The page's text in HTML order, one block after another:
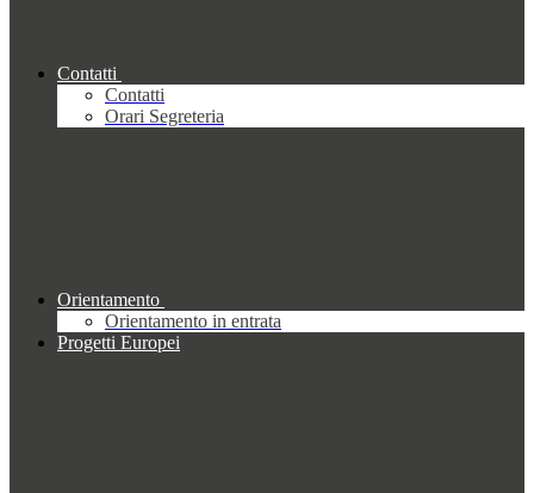
Contatti
Contatti
Orari Segreteria
Orientamento
Orientamento in entrata
Progetti Europei